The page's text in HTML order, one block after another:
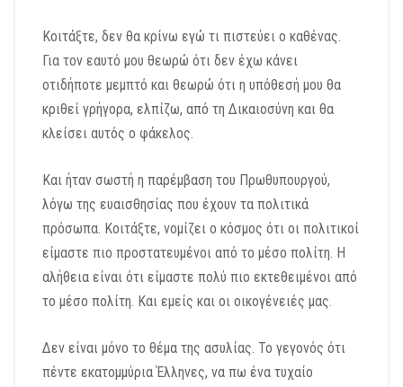
Κοιτάξτε, δεν θα κρίνω εγώ τι πιστεύει ο καθένας.
Για τον εαυτό μου θεωρώ ότι δεν έχω κάνει
οτιδήποτε μεμπτό και θεωρώ ότι η υπόθεσή μου θα
κριθεί γρήγορα, ελπίζω, από τη Δικαιοσύνη και θα
κλείσει αυτός ο φάκελος.
Και ήταν σωστή η παρέμβαση του Πρωθυπουργού,
λόγω της ευαισθησίας που έχουν τα πολιτικά
πρόσωπα. Κοιτάξτε, νομίζει ο κόσμος ότι οι πολιτικοί
είμαστε πιο προστατευμένοι από το μέσο πολίτη. Η
αλήθεια είναι ότι είμαστε πολύ πιο εκτεθειμένοι από
το μέσο πολίτη. Και εμείς και οι οικογένειές μας.
Δεν είναι μόνο το θέμα της ασυλίας. Το γεγονός ότι
πέντε εκατομμύρια Έλληνες, να πω ένα τυχαίο